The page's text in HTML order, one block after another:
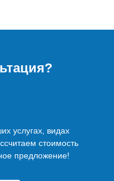
услугах, видах
стоимость
предложение!